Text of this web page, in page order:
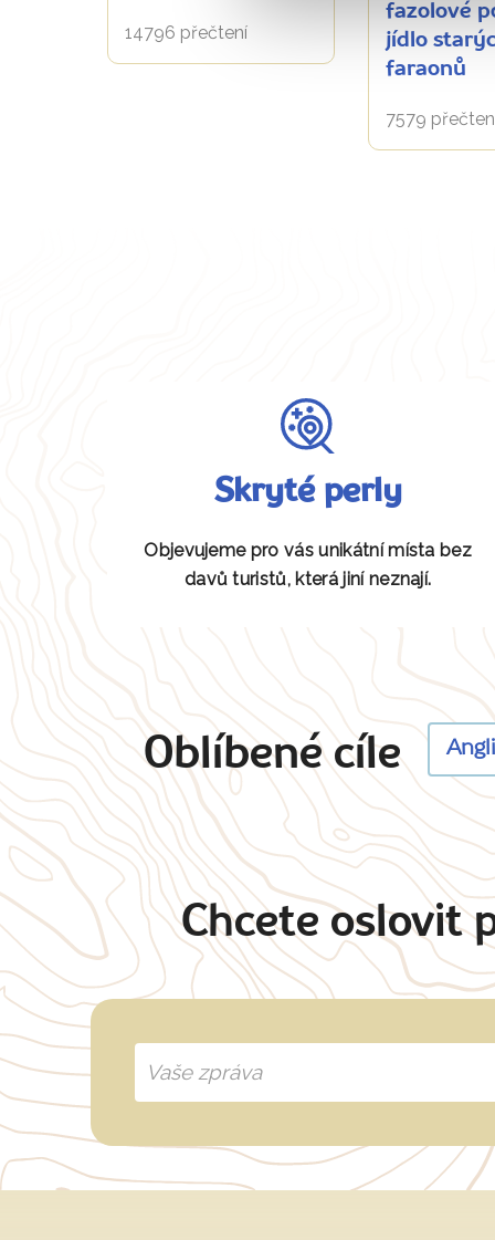
14796 přečtení
fazolové
jídlo
faraonů
7579
Skryté perly
Objevujeme pro vás unikátní místa bez
davů turistů, která jiní neznají.
Oblíbené cíle
Chcete oslovit